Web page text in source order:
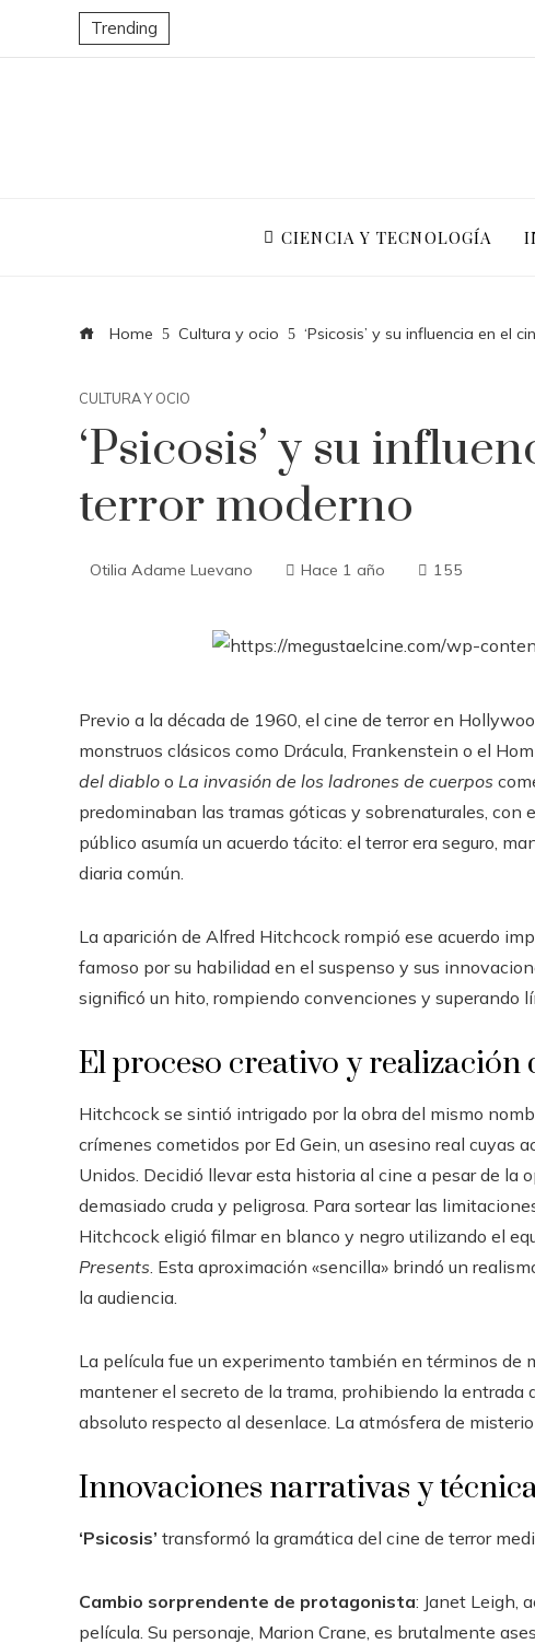
Trending
CIENCIA Y TECNOLOGÍA
Home Cultura y ocio ‘Psicosis’ y su influencia en el
CULTURA Y OCIO
‘Psicosis’ y su
terror moderno
Otilia Adame Luevano Hace 1 año 155
Previo a la década de 1960, el cine de terror en
monstruos clásicos como Drácula, Frankenstein o el
del diablo o La invasión de los ladrones de cuerpos
predominaban las tramas góticas y sobrenaturales, con
público asumía un acuerdo tácito: el terror era seguro,
diaria común.
La aparición de Alfred Hitchcock rompió ese acuerdo
famoso por su habilidad en el suspenso y sus
significó un hito, rompiendo convenciones y superando
El proceso creativo y realización
Hitchcock se sintió intrigado por la obra del mismo
crímenes cometidos por Ed Gein, un asesino real cuyas
Unidos. Decidió llevar esta historia al cine a pesar de la
demasiado cruda y peligrosa. Para sortear las
Hitchcock eligió filmar en blanco y negro utilizando el
Presents. Esta aproximación «sencilla» brindó un
la audiencia.
La película fue un experimento también en términos
mantener el secreto de la trama, prohibiendo la
absoluto respecto al desenlace. La atmósfera de
Innovaciones narrativas y
‘Psicosis’ transformó la gramática del cine de terror
Cambio sorprendente de protagonista: Janet Leigh,
película. Su personaje, Marion Crane, es brutalmente